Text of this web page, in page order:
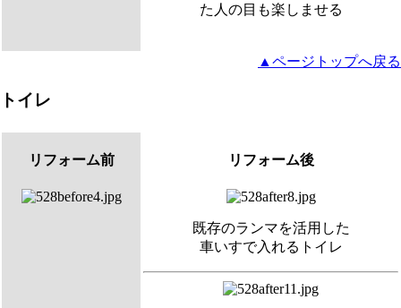
た人の目も楽しませる
▲ページトップへ戻る
トイレ
リフォーム前 リフォーム後
既存のランマを活用した
車いすで入れるトイレ